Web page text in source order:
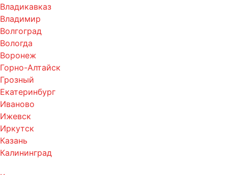
Владикавказ
Владимир
Волгоград
Вологда
Воронеж
Горно-Алтайск
Грозный
Екатеринбург
Иваново
Ижевск
Иркутск
Казань
Калининград